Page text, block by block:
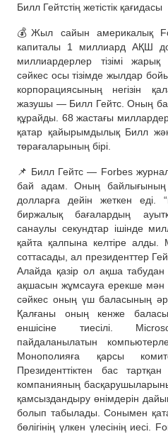
Билл Гейтстің жетістік қағидасы
💰Жыл сайын америкалық
капиталы 1 миллиард АҚШ
миллиардерлер тізімі
сәйкес осы тізімде жылдар
корпорациясының негізін
жазушы — Билл Гейтс. Оның
құрайды. 68 жастағы
қатар қайырымдылық Билл
төрағаларының бірі.
📌 Билл Гейтс — Forbes
бай адам. Оның
долларға дейін жеткен еді.
биржалық бағалардың
санаулы секундтар ішінде
қайта қалпына келтіре алды.
соттасады, ал президенттер
Алайда қазір ол ақша
ақшасын жұмсауға ерекше мән
сәйкес оның үш баласының
Қалғаны оның кенже
еншісіне тиесілі.
пайдаланылатын
Монополияға қарсы
Президенттіктен бас
компанияның
қамсыздандыру өнімдерін
болып табылады. Сонымен
бөлігінің үлкен үлесінің